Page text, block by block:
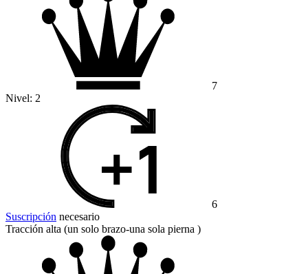
7
Nivel: 2
6
Suscripción necesario
Tracción alta (un solo brazo-una sola pierna )